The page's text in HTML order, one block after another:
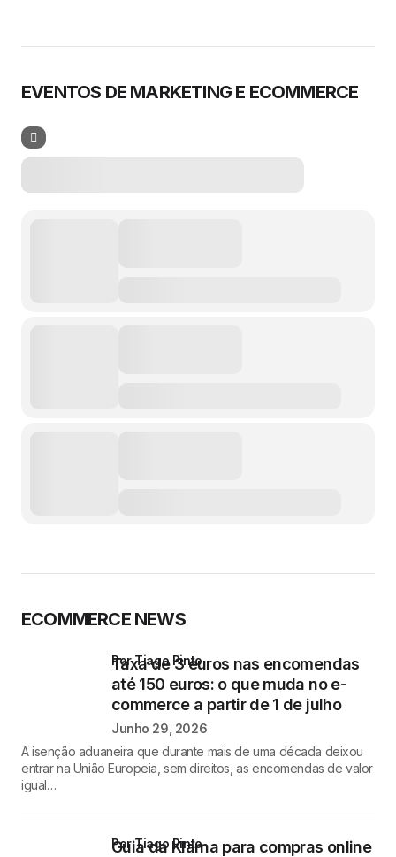
EVENTOS DE MARKETING E ECOMMERCE
ECOMMERCE NEWS
Taxa de 3 euros nas encomendas
até 150 euros: o que muda no e-
commerce a partir de 1 de julho
por Tiago Pinto
Junho 29, 2026
A isenção aduaneira que durante mais de uma década deixou
entrar na União Europeia, sem direitos, as encomendas de valor
igual…
Guia da Klarna para compras online
por Tiago Pinto